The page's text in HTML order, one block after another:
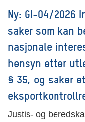
Ny: GI-04/2026
saker som kan
nasjonale
hensyn etter
§ 35, og saker
Justis- og